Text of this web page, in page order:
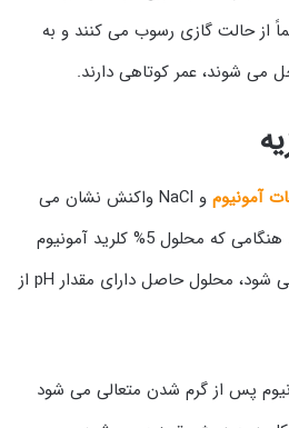
از حالت گازی رسوب می کنند و به
می شوند، عمر کوتاهی دارند.
آمونیوم
و NaCl واکنش نشان می
دهند، NH4Cl تولید می شود. هنگامی که محلول 5% کلرید آمونیوم
(از نظر وزن) با آب مخلوط می شود، محلول حاصل دارای مقدار pH از
پس از گرم شدن متعالی می شود